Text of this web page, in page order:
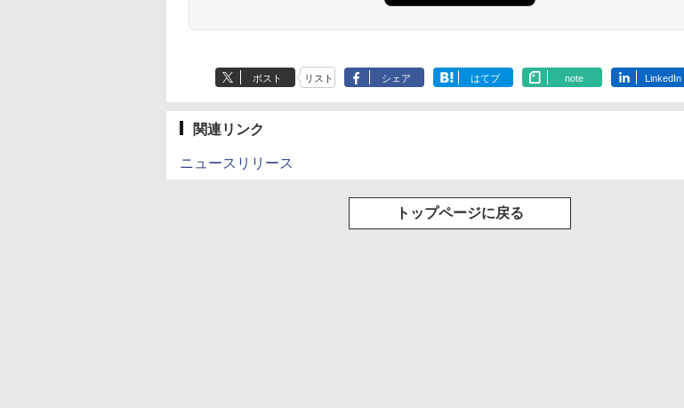
ポスト リスト シェア はてブ note LinkedIn
関連リンク
ニュースリリース
トップページに戻る